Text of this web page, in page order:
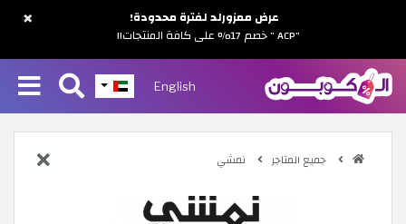
English
جميع المتاجر نمشي
×
عرض ممزورلد لفترة محدودة!
"ACP " خصم 17% على كافة المنتجات!!